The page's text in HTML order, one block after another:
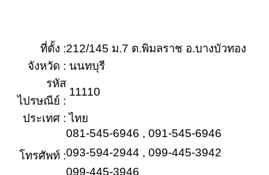
ที่ตั้ง :212/145 ม.7 ต.พิมลราช อ.บางบัวทอง
จังหวัด : นนทบุรี
รหัส
ไปรษณีย์ :
11110
ประเทศ : ไทย
โทรศัพท์ :
081-545-6946 , 091-545-6946
093-594-2944 , 099-445-3942
099-445-3946